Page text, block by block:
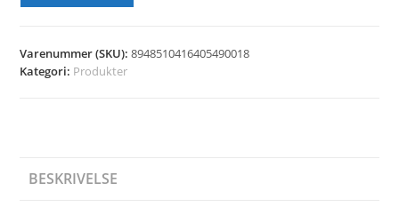
Varenummer (SKU):8948510416405490018
Kategori: Produkter
BESKRIVELSE